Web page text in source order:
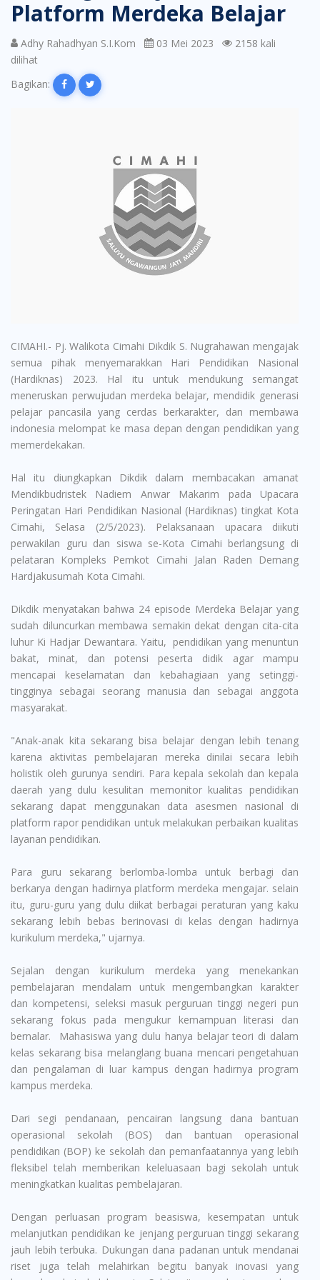
Platform Merdeka Belajar
Adhy Rahadhyan S.I.Kom 03 Mei 2023
2158 kali
dilihat
Bagikan:
CIMAHI.- Pj. Walikota Cimahi Dikdik S. Nugrahawan mengajak
semua pihak menyemarakkan Hari Pendidikan Nasional
(Hardiknas) 2023. Hal itu untuk mendukung semangat
meneruskan perwujudan merdeka belajar, mendidik generasi
pelajar pancasila yang cerdas berkarakter, dan membawa
indonesia melompat ke masa depan dengan pendidikan yang
memerdekakan.
Hal itu diungkapkan Dikdik dalam membacakan amanat
Mendikbudristek Nadiem Anwar Makarim pada Upacara
Peringatan Hari Pendidikan Nasional (Hardiknas) tingkat Kota
Cimahi, Selasa (2/5/2023). Pelaksanaan upacara diikuti
perwakilan guru dan siswa se-Kota Cimahi berlangsung di
pelataran Kompleks Pemkot Cimahi Jalan Raden Demang
Hardjakusumah Kota Cimahi.
Dikdik menyatakan bahwa 24 episode Merdeka Belajar yang
sudah diluncurkan membawa semakin dekat dengan cita-cita
luhur Ki Hadjar Dewantara. Yaitu, pendidikan yang menuntun
bakat, minat, dan potensi peserta didik agar mampu
mencapai keselamatan dan kebahagiaan yang setinggi-
tingginya sebagai seorang manusia dan sebagai anggota
masyarakat.
"Anak-anak kita sekarang bisa belajar dengan lebih tenang
karena aktivitas pembelajaran mereka dinilai secara lebih
holistik oleh gurunya sendiri. Para kepala sekolah dan kepala
daerah yang dulu kesulitan memonitor kualitas pendidikan
sekarang dapat menggunakan data asesmen nasional di
platform rapor pendidikan untuk melakukan perbaikan kualitas
layanan pendidikan.
Para guru sekarang berlomba-lomba untuk berbagi dan
berkarya dengan hadirnya platform merdeka mengajar. selain
itu, guru-guru yang dulu diikat berbagai peraturan yang kaku
sekarang lebih bebas berinovasi di kelas dengan hadirnya
kurikulum merdeka," ujarnya.
Sejalan dengan kurikulum merdeka yang menekankan
pembelajaran mendalam untuk mengembangkan karakter
dan kompetensi, seleksi masuk perguruan tinggi negeri pun
sekarang fokus pada mengukur kemampuan literasi dan
bernalar. Mahasiswa yang dulu hanya belajar teori di dalam
kelas sekarang bisa melanglang buana mencari pengetahuan
dan pengalaman di luar kampus dengan hadirnya program
kampus merdeka.
Dari segi pendanaan, pencairan langsung dana bantuan
operasional sekolah (BOS) dan bantuan operasional
pendidikan (BOP) ke sekolah dan pemanfaatannya yang lebih
fleksibel telah memberikan keleluasaan bagi sekolah untuk
meningkatkan kualitas pembelajaran.
Dengan perluasan program beasiswa, kesempatan untuk
melanjutkan pendidikan ke jenjang perguruan tinggi sekarang
jauh lebih terbuka. Dukungan dana padanan untuk mendanai
riset juga telah melahirkan begitu banyak inovasi yang